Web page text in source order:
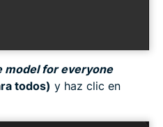
model for everyone
todos) y haz clic en